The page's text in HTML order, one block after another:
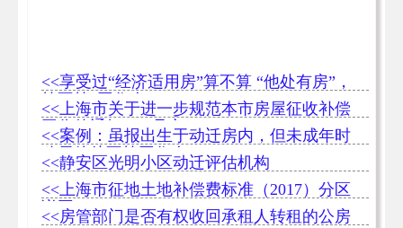
<<享受过“经济适用房”算不算 “他处有房”，
算不算“同住人”
<<上海市关于进一步规范本市房屋征收补偿
工作的通知[243号文]
<<案例：虽报出生于动迁房内，但未成年时
移居他处不算同住人
<<静安区光明小区动迁评估机构
<<上海市征地土地补偿费标准（2017）分区
详图
<<房管部门是否有权收回承租人转租的公房